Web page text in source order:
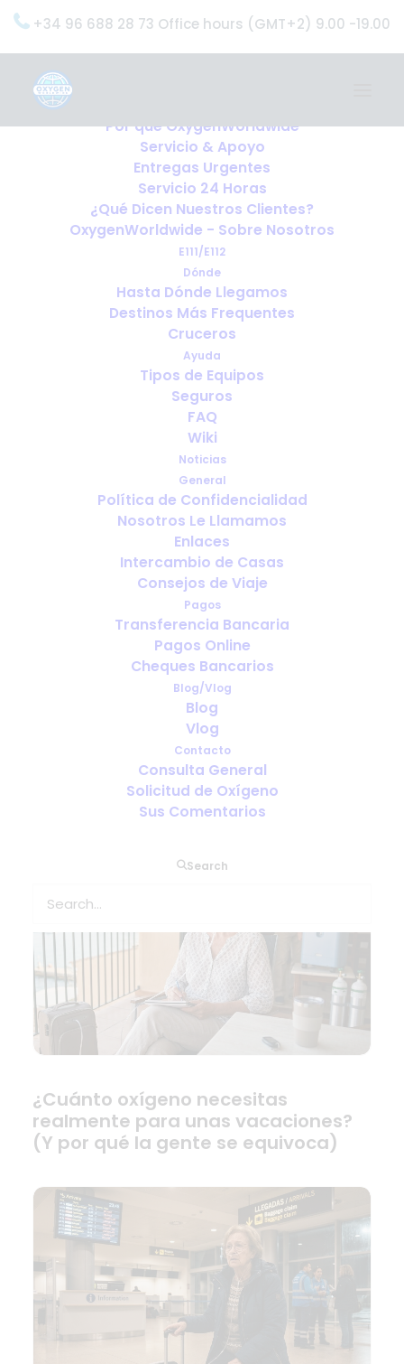
+34 96 688 28 73 Office hours (GMT+2) 9.00 -19.00
OxygenWorldwide (¿Qué Hacemos?)
Por qué OxygenWorldwide
Servicio & Apoyo
Entregas Urgentes
Servicio 24 Horas
¿Qué Dicen Nuestros Clientes?
OxygenWorldwide - Sobre Nosotros
E111/E112
Dónde
Hasta Dónde Llegamos
Destinos Más Frequentes
Cruceros
Ayuda
Tipos de Equipos
Seguros
FAQ
Wiki
Noticias
General
Política de Confidencialidad
Nosotros Le Llamamos
Enlaces
Intercambio de Casas
Consejos de Viaje
Pagos
Transferencia Bancaria
Pagos Online
Cheques Bancarios
Blog/Vlog
Blog
Vlog
Contacto
Consulta General
Solicitud de Oxígeno
Sus Comentarios
Search
Oxígeno y alquileres vacacionales:
¿Por qué las villas y los alojamientos
de Airbnb necesitan controles
Viajar solo con oxígeno: lo que
debes tener en cuenta antes de
¿Cuánto oxígeno necesitas
realmente para unas vacaciones?
(Y por qué la gente se equivoca)